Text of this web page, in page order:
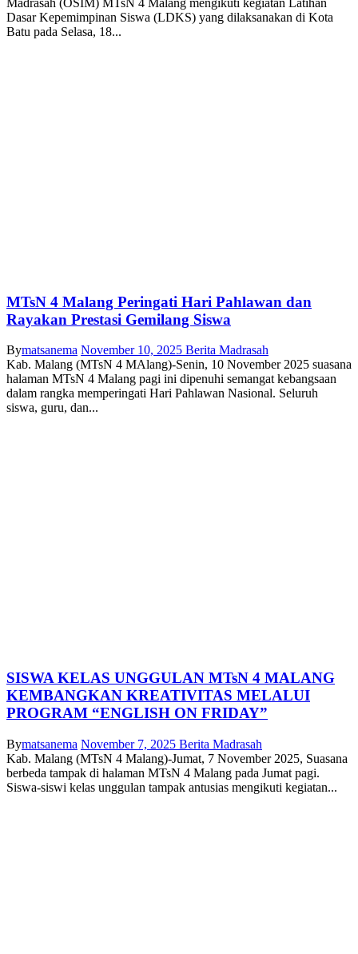
Madrasah (OSIM) MTsN 4 Malang mengikuti kegiatan Latihan
Dasar Kepemimpinan Siswa (LDKS) yang dilaksanakan di Kota
Batu pada Selasa, 18...
MTsN 4 Malang Peringati Hari Pahlawan dan
Rayakan Prestasi Gemilang Siswa
Bymatsanema November 10, 2025 Berita Madrasah
Kab. Malang (MTsN 4 MAlang)-Senin, 10 November 2025 suasana
halaman MTsN 4 Malang pagi ini dipenuhi semangat kebangsaan
dalam rangka memperingati Hari Pahlawan Nasional. Seluruh
siswa, guru, dan...
SISWA KELAS UNGGULAN MTsN 4 MALANG
KEMBANGKAN KREATIVITAS MELALUI
PROGRAM “ENGLISH ON FRIDAY”
Bymatsanema November 7, 2025 Berita Madrasah
Kab. Malang (MTsN 4 Malang)-Jumat, 7 November 2025, Suasana
berbeda tampak di halaman MTsN 4 Malang pada Jumat pagi.
Siswa-siswi kelas unggulan tampak antusias mengikuti kegiatan...